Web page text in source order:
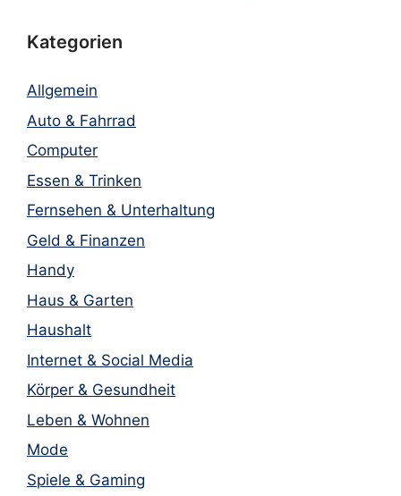
Kategorien
Allgemein
Auto & Fahrrad
Computer
Essen & Trinken
Fernsehen & Unterhaltung
Geld & Finanzen
Handy
Haus & Garten
Haushalt
Internet & Social Media
Körper & Gesundheit
Leben & Wohnen
Mode
Spiele & Gaming